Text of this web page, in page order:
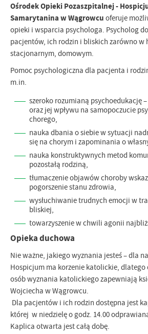
Ośrodek Opieki Pozaszpitalnej -
Samarytaninaw Wągrowcu oferuje
opieki i wsparcia psychologa. Psycholog
pacjentów, ich rodzin i bliskich zarówno w
stacjonarnym, domowym.
Pomoc psychologiczna dla pacjenta i
m.in.
szeroko rozumianą psychoedukację
oraz jej wpływu na samopoczucie
chorego,
nauka dbania o siebie w sytuacji
się na chorym i zapominania o
nauka konstruktywnych metod
pozostałą rodziną,
tłumaczenie objawów choroby
pogorszenie stanu zdrowia,
wysłuchiwanie trudnych emocji w
bliskiej,
towarzyszenie w chwili agonii
Opieka duchowa
Nie ważne, jakiego wyznania jesteś – dla
Hospicjum ma korzenie katolickie,
osób wyznania katolickiego zapewniają
Wojciecha w Wągrowcu.
Dla pacjentów i ich rodzin dostępna jest
której w niedzielę o godz. 14.00
Kaplica otwarta jest całą dobę.